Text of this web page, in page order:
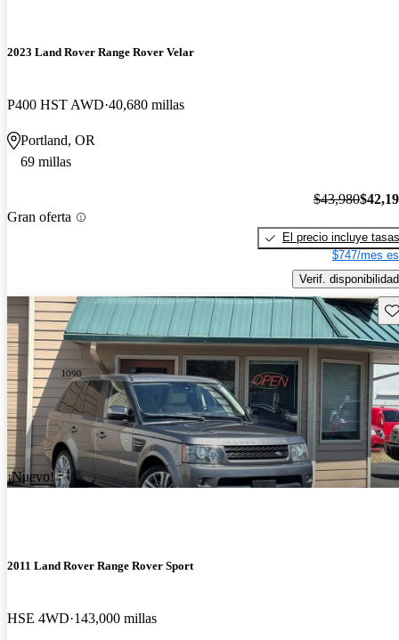
2023 Land Rover Range Rover Velar
P400 HST AWD 40,680 millas
Portland, OR
69 millas
Gran oferta
$43,980
El precio incluye tasas
$747/mes
Verif. disponibilidad
¡Nuevo!
2011 Land Rover Range Rover Sport
HSE 4WD 143,000 millas